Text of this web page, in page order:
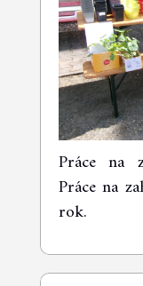
Práce na
Práce na
rok.